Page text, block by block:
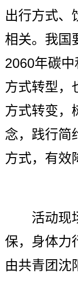
出行方式、
相关。我国
2060年碳
方式转型，
方式转变，
念，践行简
方式，有效
活动现场
保，身体力
由共青团沈